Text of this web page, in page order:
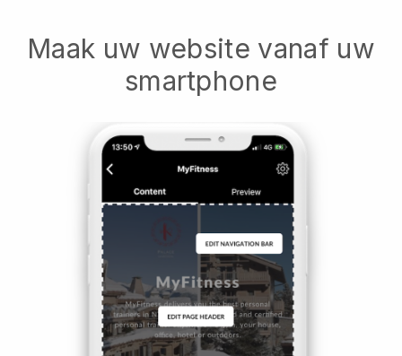
Maak uw website vanaf uw
smartphone